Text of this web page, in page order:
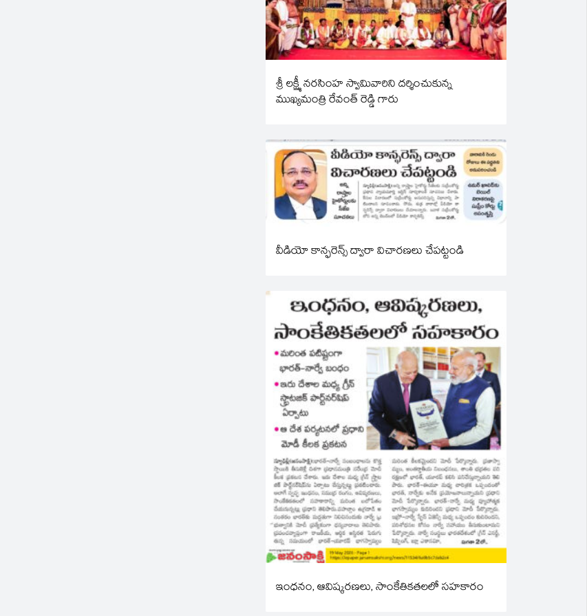
శ్రీ లక్ష్మీ నరసింహ స్వామివారిని దర్శించుకున్న
ముఖ్యమంత్రి రేవంత్ రెడ్డి గారు
వీడియో కాన్ఫరెన్స్ ద్వారా విచారణలు చేపట్టండి
ఇంధనం, ఆవిష్కరణలు, సాంకేతికతలలో సహకారం